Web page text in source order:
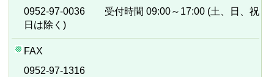
0952‐97‐0036 受付時間 09:00～17:00 (土、日、祝
日は除く)
FAX
0952‐97‐1316